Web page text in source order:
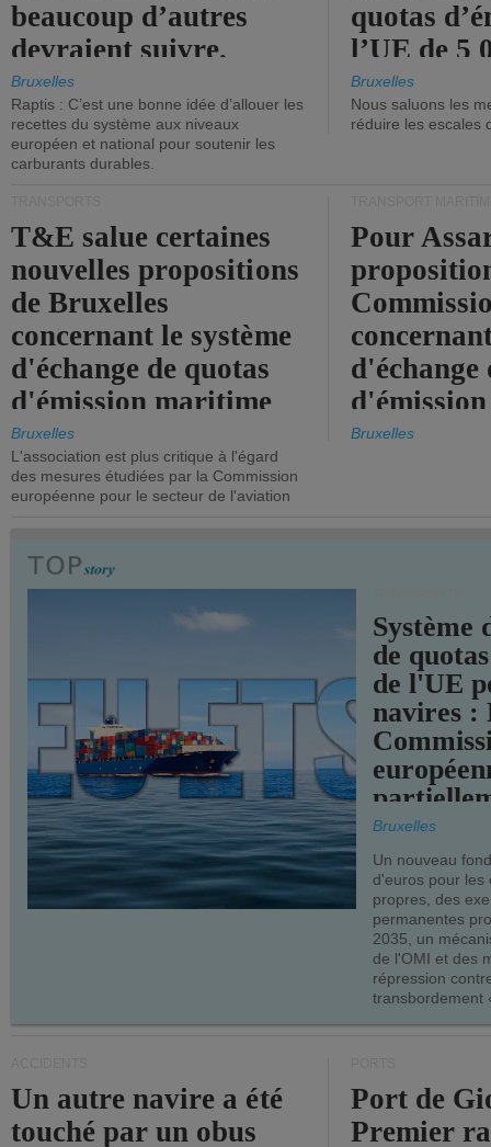
beaucoup d’autres
devraient suivre.
Bruxelles
Raptis : C’est une bonne idée d’allouer les
recettes du système aux niveaux
européen et national pour soutenir les
carburants durables.
quotas
l’UE de 5
tonneaux
brute.
Bruxelles
Nous saluons les
réduire les escales
T&E salue certaines
nouvelles propositions
de Bruxelles
concernant le système
d'échange de quotas
d'émission maritime
de l'UE.
Bruxelles
L'association est plus critique à l'égard
des mesures étudiées par la Commission
européenne pour le secteur de l'aviation
Pour
d'échange
timide,
Bruxelles
Système
de
de l'UE
navires :
Bruxelles
Un nouveau
d'euros pour les
propres, des
permanentes
2035, un
de l'OMI et des
répression
transbordement
Un autre navire a été
touché par un obus
Port de
Premier